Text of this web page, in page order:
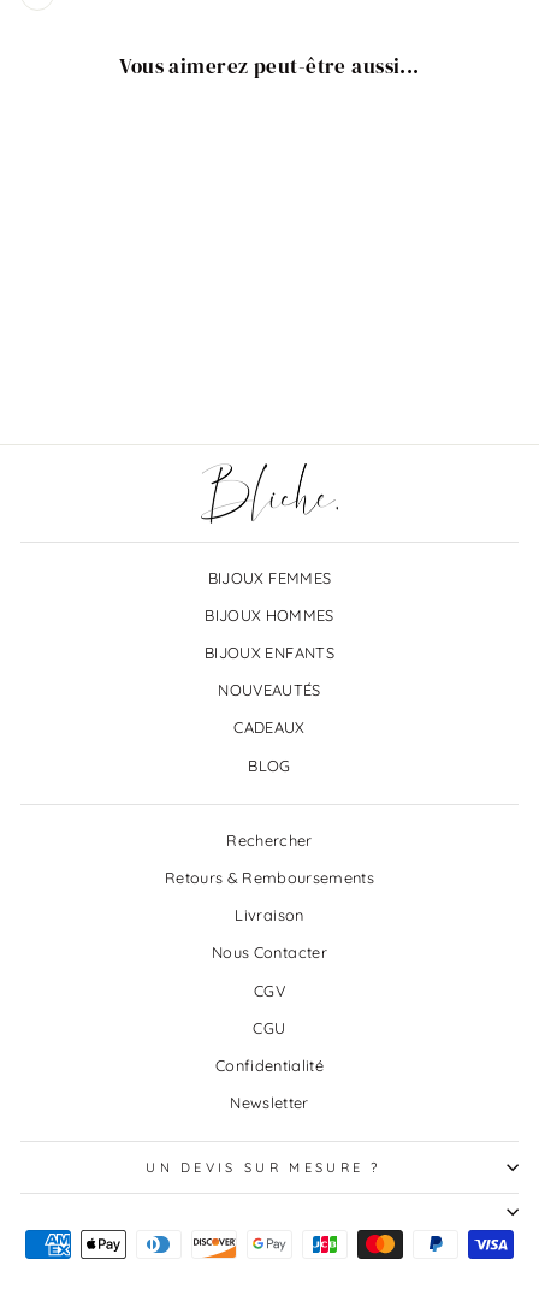
Vous aimerez peut-être aussi...
BIJOUX FEMMES
BIJOUX HOMMES
BIJOUX ENFANTS
NOUVEAUTÉS
CADEAUX
BLOG
Rechercher
Retours & Remboursements
Livraison
Nous Contacter
CGV
CGU
Confidentialité
Newsletter
UN DEVIS SUR MESURE ?